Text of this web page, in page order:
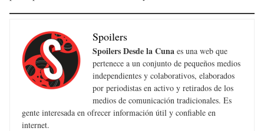
Spoilers
Spoilers Desde la Cuna es una web que
pertenece a un conjunto de pequeños medios
independientes y colaborativos, elaborados
por periodistas en activo y retirados de los
medios de comunicación tradicionales. Es
gente interesada en ofrecer información útil y confiable en
internet.